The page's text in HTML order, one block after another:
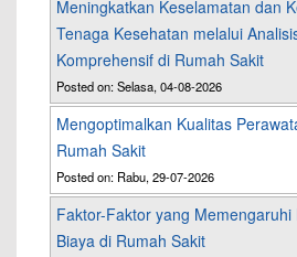
Meningkatkan Keselamatan dan
Tenaga Kesehatan melalui
Komprehensif di Rumah Sakit
Posted on: Selasa, 04-08-2026
Mengoptimalkan Kualitas
Rumah Sakit
Posted on: Rabu, 29-07-2026
Faktor-Faktor yang Memengaruhi
Biaya di Rumah Sakit